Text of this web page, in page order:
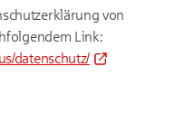
von
Link:
datenschutz/